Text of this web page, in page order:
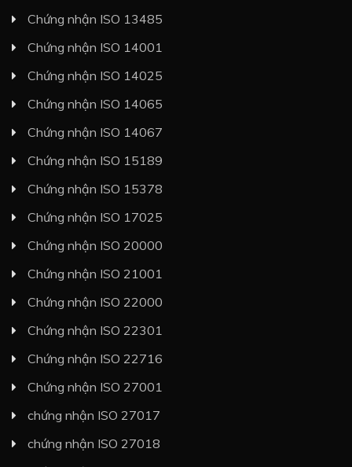
Chứng nhận ISO 13485
Chứng nhận ISO 14001
Chứng nhận ISO 14025
Chứng nhận ISO 14065
Chứng nhận ISO 14067
Chứng nhận ISO 15189
Chứng nhận ISO 15378
Chứng nhận ISO 17025
Chứng nhận ISO 20000
Chứng nhận ISO 21001
Chứng nhận ISO 22000
Chứng nhận ISO 22301
Chứng nhận ISO 22716
Chứng nhận ISO 27001
chứng nhận ISO 27017
chứng nhận ISO 27018